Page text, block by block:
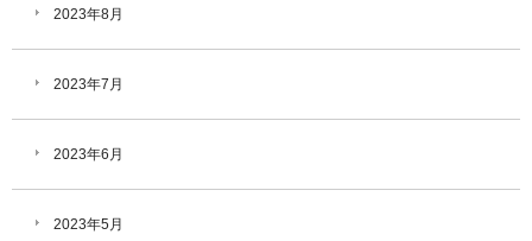
2023年8月
2023年7月
2023年6月
2023年5月